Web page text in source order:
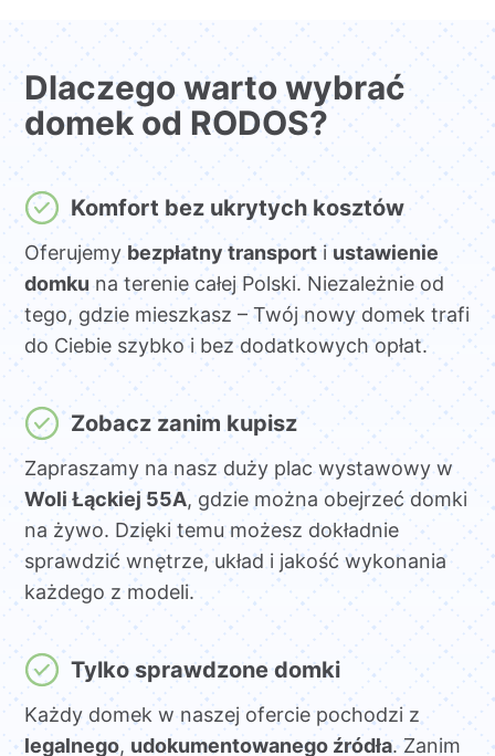
Dlaczego warto wybrać
domek od RODOS?
Komfort bez ukrytych kosztów
Oferujemybezpłatny transporti ustawienie
domkuna terenie całej Polski. Niezależnie od
tego, gdzie mieszkasz – Twój nowy domek trafi
do Ciebie szybko i bez dodatkowych opłat.
Zobacz zanim kupisz
Zapraszamy na nasz duży plac wystawowy w
Woli Łąckiej 55A, gdzie można obejrzeć domki
na żywo. Dzięki temu możesz dokładnie
sprawdzić wnętrze, układ i jakość wykonania
każdego z modeli.
Tylko sprawdzone domki
Każdy domek w naszej ofercie pochodzi z
legalnego, udokumentowanego źródła. Zanim